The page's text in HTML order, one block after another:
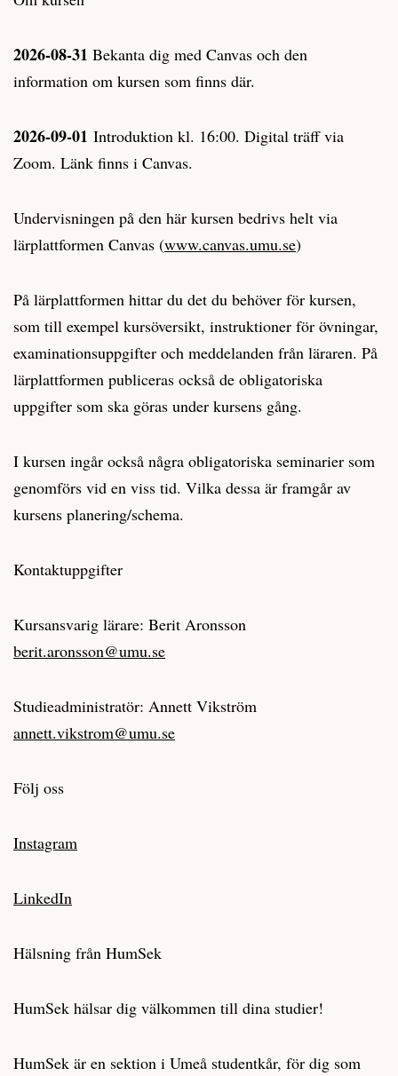
2026-08-31 Bekanta dig med Canvas och den
information om kursen som finns där.
2026-09-01 Introduktion kl. 16:00. Digital träff via
Zoom. Länk finns i Canvas.
Undervisningen på den här kursen bedrivs helt via
lärplattformen Canvas (www.canvas.umu.se)
På lärplattformen hittar du det du behöver för kursen,
som till exempel kursöversikt, instruktioner för övningar,
examinationsuppgifter och meddelanden från läraren. På
lärplattformen publiceras också de obligatoriska
uppgifter som ska göras under kursens gång.
I kursen ingår också några obligatoriska seminarier som
genomförs vid en viss tid. Vilka dessa är framgår av
kursens planering/schema.
Kontaktuppgifter
Kursansvarig lärare: Berit Aronsson
berit.aronsson@umu.se
Studieadministratör: Annett Vikström
annett.vikstrom@umu.se
Följ oss
Instagram
LinkedIn
Hälsning från HumSek
HumSek hälsar dig välkommen till dina studier!
HumSek är en sektion i Umeå studentkår, för dig som